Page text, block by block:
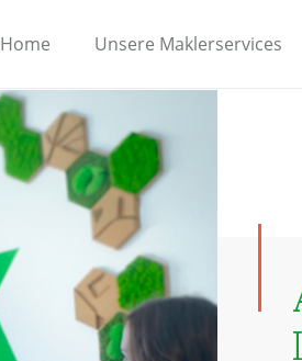
Home Unsere Maklerservices